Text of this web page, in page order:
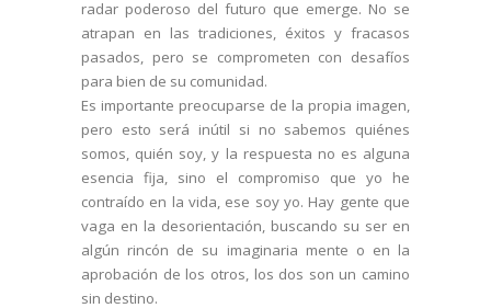
radar poderoso del futuro que emerge. No se
atrapan en las tradiciones, éxitos y fracasos
pasados, pero se comprometen con desafíos
para bien de su comunidad.
Es importante preocuparse de la propia imagen,
pero esto será inútil si no sabemos quiénes
somos, quién soy, y la respuesta no es alguna
esencia fija, sino el compromiso que yo he
contraído en la vida, ese soy yo. Hay gente que
vaga en la desorientación, buscando su ser en
algún rincón de su imaginaria mente o en la
aprobación de los otros, los dos son un camino
sin destino.